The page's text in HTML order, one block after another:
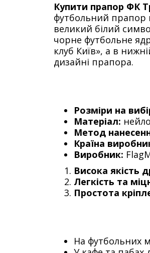
Купити прапор ФК
футбольний прапор
великий білий
чорне футбольне
клуб Київ», а в
дизайні прапора.
Розміри на
Матеріал:
Метод
Країна
Виробник:
Висока якість
Легкість та
Простота
На футбольних